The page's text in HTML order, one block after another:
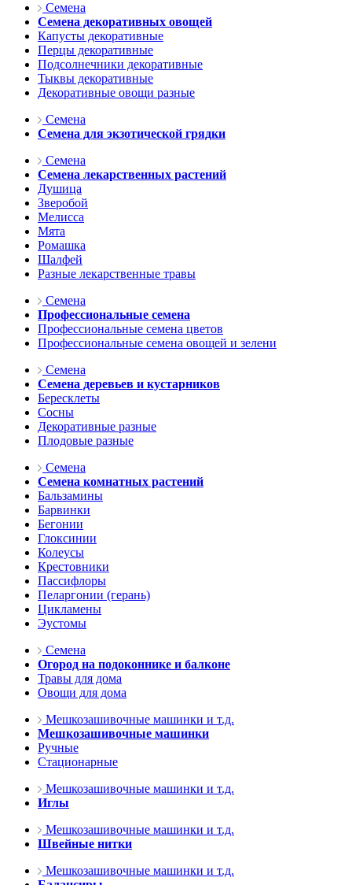
Семена
Семена декоративных овощей
Капусты декоративные
Перцы декоративные
Подсолнечники декоративные
Тыквы декоративные
Декоративные овощи разные
Семена
Семена для экзотической грядки
Семена
Семена лекарственных растений
Душица
Зверобой
Мелисса
Мята
Ромашка
Шалфей
Разные лекарственные травы
Семена
Профессиональные семена
Профессиональные семена цветов
Профессиональные семена овощей и зелени
Семена
Семена деревьев и кустарников
Бересклеты
Сосны
Декоративные разные
Плодовые разные
Семена
Семена комнатных растений
Бальзамины
Барвинки
Бегонии
Глоксинии
Колеусы
Крестовники
Пассифлоры
Пеларгонии (герань)
Цикламены
Эустомы
Семена
Огород на подоконнике и балконе
Травы для дома
Овощи для дома
Мешкозашивочные машинки и т.д.
Мешкозашивочные машинки
Ручные
Стационарные
Мешкозашивочные машинки и т.д.
Иглы
Мешкозашивочные машинки и т.д.
Швейные нитки
Мешкозашивочные машинки и т.д.